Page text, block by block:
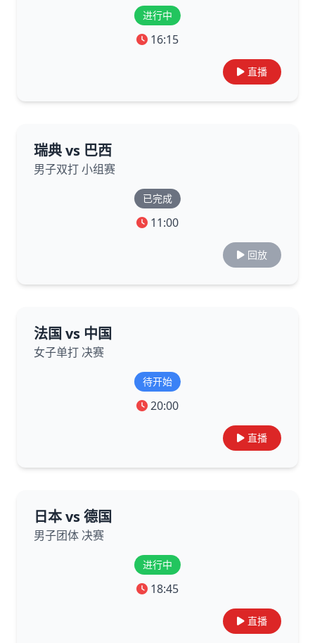
进行中
16:15
直播
瑞典 vs 巴西
男子双打 小组赛
已完成
11:00
回放
法国 vs 中国
女子单打 决赛
待开始
20:00
直播
日本 vs 德国
男子团体 决赛
进行中
18:45
直播